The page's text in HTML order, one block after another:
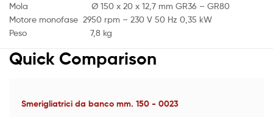
Mola Ø 150 x 20 x 12,7 mm GR36 – GR80
Motore monofase 2950 rpm – 230 V 50 Hz 0,35 kW
Peso 7,8 kg
Quick Comparison
Smerigliatrici da banco mm. 150 - 0023